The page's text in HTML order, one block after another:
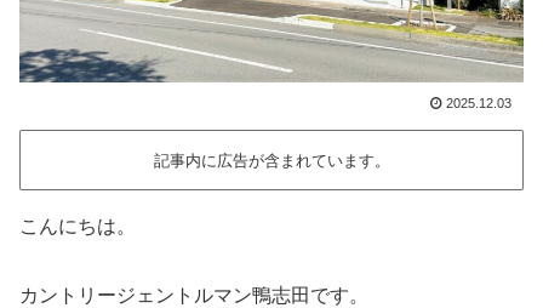
2025.12.03
記事内に広告が含まれています。
こんにちは。
カントリージェントルマン鴨志田です。